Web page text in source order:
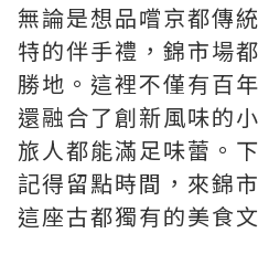
無論是想品嚐京都傳
特的伴手禮，錦市場
勝地。這裡不僅有百
還融合了創新風味的
旅人都能滿足味蕾。
記得留點時間，來錦
這座古都獨有的美食文